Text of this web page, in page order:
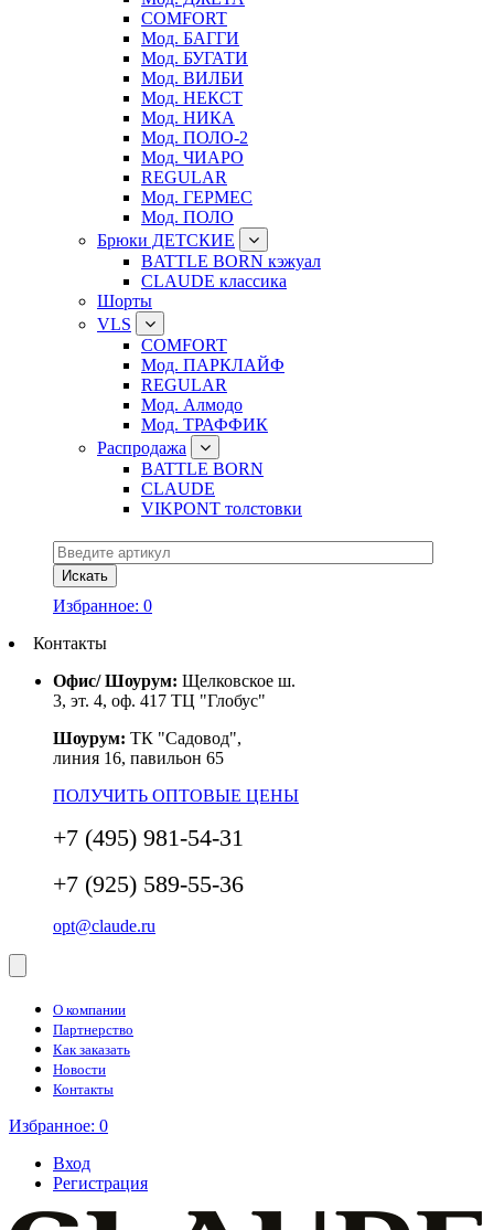
COMFORT
Мод. БАГГИ
Мод. БУГАТИ
Мод. ВИЛБИ
Мод. НЕКСТ
Мод. НИКА
Мод. ПОЛО-2
Мод. ЧИАРО
REGULAR
Мод. ГЕРМЕС
Мод. ПОЛО
Брюки ДЕТСКИЕ
BATTLE BORN кэжуал
CLAUDE классика
Шорты
VLS
COMFORT
Мод. ПАРКЛАЙФ
REGULAR
Мод. Алмодо
Мод. ТРАФФИК
Распродажа
BATTLE BORN
CLAUDE
VIKPONT толстовки
Избранное: 0
Контакты
Офис/ Шоурум: Щелковское ш.
3, эт. 4, оф. 417 ТЦ "Глобус"
Шоурум: ТК "Садовод",
линия 16, павильон 65
ПОЛУЧИТЬ ОПТОВЫЕ ЦЕНЫ
+7 (495) 981-54-31
+7 (925) 589-55-36
opt@claude.ru
О компании
Партнерство
Как заказать
Новости
Контакты
Избранное: 0
Вход
Регистрация